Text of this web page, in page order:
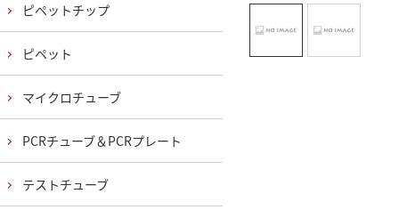
ピペットチップ
ピペット
マイクロチューブ
PCRチューブ＆PCRプレート
テストチューブ